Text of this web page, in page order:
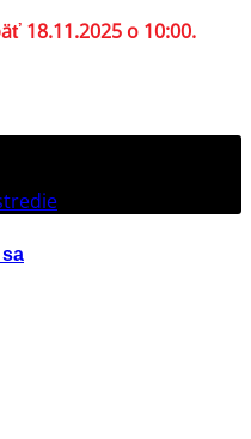
18.11.2025 o 10:00.